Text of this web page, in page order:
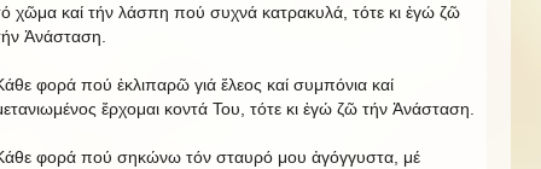
χῶμα καί τήν λάσπη πού συχνά κατρακυλά, τότε κι ἐγώ ζῶ
Ἀνάσταση.
φορά πού ἐκλιπαρῶ γιά ἔλεος καί συμπόνια καί
ἔρχομαι κοντά Του, τότε κι ἐγώ ζῶ τήν Ἀνάσταση.
φορά πού σηκώνω τόν σταυρό μου ἀγόγγυστα, μέ